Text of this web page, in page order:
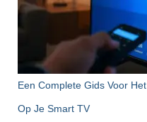
Een Complete Gids Voor
Op Je Smart TV